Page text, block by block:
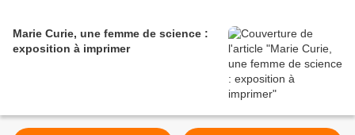
Marie Curie, une femme de science :
exposition à imprimer